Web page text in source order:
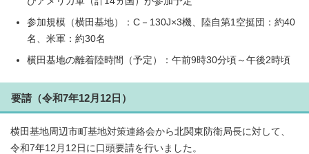
参加規模（横田基地）：C－130J×3機、陸自第1空挺団：約40
名、米軍：約30名
横田基地の離着陸時間（予定）：午前9時30分頃～午後2時頃
要請（令和7年12月12日）
横田基地周辺市町基地対策連絡会から北関東防衛局長に対して、
令和7年12月12日に口頭要請を行いました。